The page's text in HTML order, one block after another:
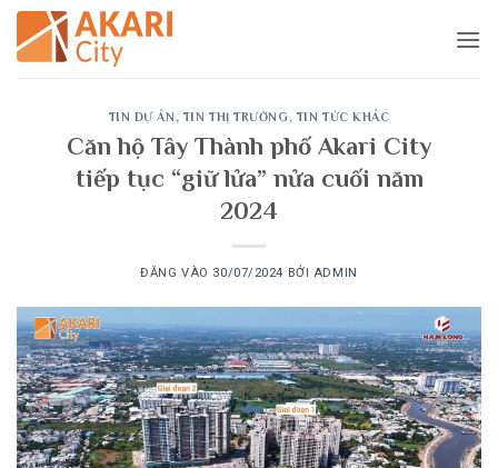
Bỏ
qua
nội
TIN DỰ ÁN , TIN THỊ TRƯỜNG, TIN TỨC KHÁC
Căn hộ Tây Thành phố Akari City
tiếp tục “giữ lửa” nửa cuối năm
2024
ĐĂNG VÀO 30/07/2024 BỞI ADMIN